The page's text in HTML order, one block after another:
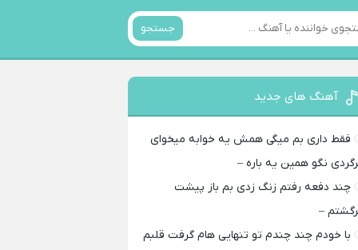
جستجو
آهنگ های جدید
فقط داری بم میگی همش یه خوابه میخوای
نگو همین یه باره –
چند دفعه رفتم زنگ زدی بم باز پیشت
–
با خودم چند چندم تو تنهایی هام گرفت قلبم